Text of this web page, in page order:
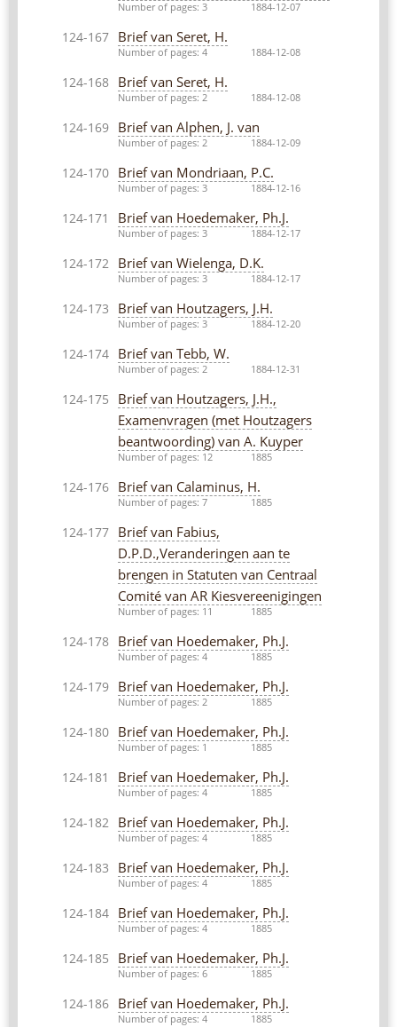
Number of pages: 3 1884-12-07
124-167 Brief van Seret, H.
Number of pages: 4 1884-12-08
124-168 Brief van Seret, H.
Number of pages: 2 1884-12-08
124-169 Brief van Alphen, J. van
Number of pages: 2 1884-12-09
124-170 Brief van Mondriaan, P.C.
Number of pages: 3 1884-12-16
124-171 Brief van Hoedemaker, Ph.J.
Number of pages: 3 1884-12-17
124-172 Brief van Wielenga, D.K.
Number of pages: 3 1884-12-17
124-173 Brief van Houtzagers, J.H.
Number of pages: 3 1884-12-20
124-174 Brief van Tebb, W.
Number of pages: 2 1884-12-31
124-175
Brief van Houtzagers, J.H.,
Examenvragen (met Houtzagers
beantwoording) van A. Kuyper
Number of pages: 12 1885
124-176 Brief van Calaminus, H.
Number of pages: 7 1885
124-177
Brief van Fabius,
D.P.D.,Veranderingen aan te
brengen in Statuten van Centraal
Comité van AR Kiesvereenigingen
Number of pages: 11 1885
124-178 Brief van Hoedemaker, Ph.J.
Number of pages: 4 1885
124-179 Brief van Hoedemaker, Ph.J.
Number of pages: 2 1885
124-180 Brief van Hoedemaker, Ph.J.
Number of pages: 1 1885
124-181 Brief van Hoedemaker, Ph.J.
Number of pages: 4 1885
124-182 Brief van Hoedemaker, Ph.J.
Number of pages: 4 1885
124-183 Brief van Hoedemaker, Ph.J.
Number of pages: 4 1885
124-184 Brief van Hoedemaker, Ph.J.
Number of pages: 4 1885
124-185 Brief van Hoedemaker, Ph.J.
Number of pages: 6 1885
124-186 Brief van Hoedemaker, Ph.J.
Number of pages: 4 1885